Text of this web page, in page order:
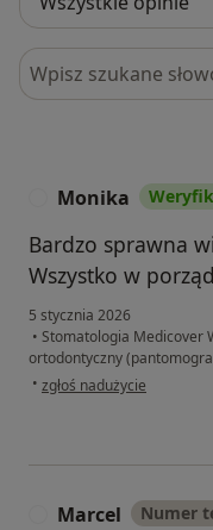
Szukaj w opiniach
Monika
Bardzo sprawna
Wszystko w
5 stycznia 2026
• Stomatologia Medicover
ortodontyczny
• w opinii użytkownika
zgłoś nadużycie
Marcel Numer